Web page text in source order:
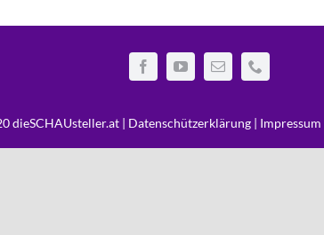
dieSCHAUsteller.at | Datenschützerklärung | Impressum